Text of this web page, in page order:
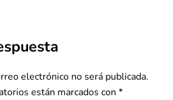
electrónico no será publicada.
están marcados con *